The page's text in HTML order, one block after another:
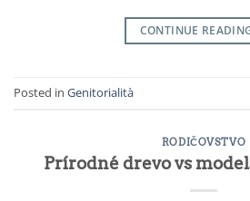
CONTINUE
Posted in Genitorialità
RODIČOVSTVO
Prírodné drevo vs